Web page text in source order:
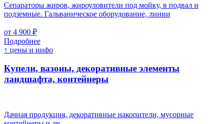
Сепараторы жиров, жироуловители под мойку, в подвал и
подземные. Гальваническое оборудование, линии
от 4 900 ₽
Подробнее
↑ цены и инфо
Купели, вазоны, декоративные элементы
ландшафта, контейнеры
Дачная продукция, декоративные накопители, мусорные